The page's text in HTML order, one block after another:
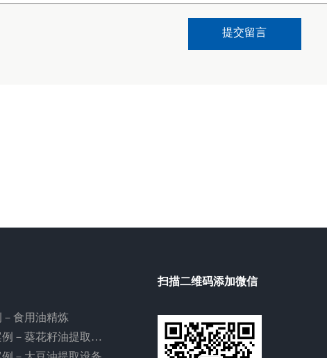
提交留言
食用油精炼
乌克兰客户案例－葵花籽油提取设备
扫描二维码添加微信